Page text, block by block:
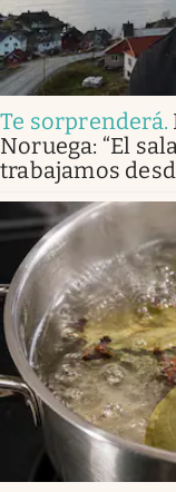
Te sorprenderá.
Noruega: “El
trabajamos